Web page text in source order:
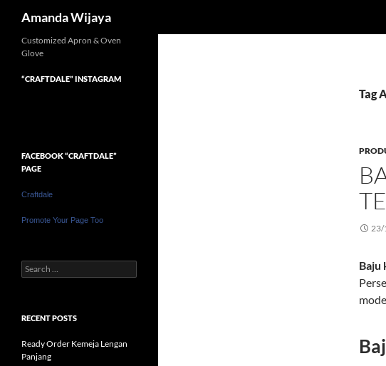
Amanda Wijaya
Tag
23/
Baju
Customized Apron & Oven
Glove
“CRAFTDALE” INSTAGRAM
FACEBOOK “CRAFTDALE”
PAGE
Craftdale
Promote Your Page Too
Search
for:
RECENT POSTS
Ready Order Kemeja Lengan
Panjang